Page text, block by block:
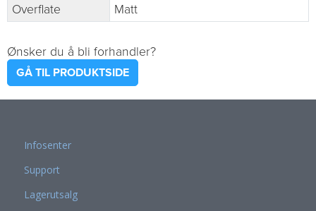
Overflate
Matt
Ønsker du å bli forhandler?
GÅ TIL PRODUKTSIDE
Infosenter
Support
Lagerutsalg